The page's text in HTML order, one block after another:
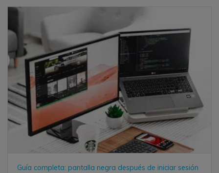
Guía completa: pantalla negra después de iniciar sesión